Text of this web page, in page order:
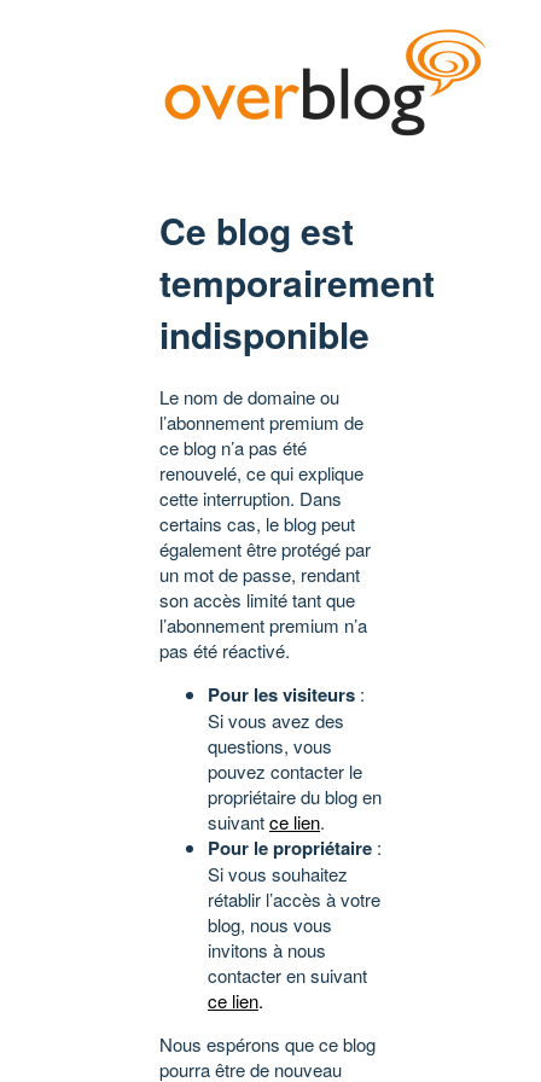
Ce blog est
temporairement
indisponible
Le nom de domaine ou
l’abonnement premium de
ce blog n’a pas été
renouvelé, ce qui explique
cette interruption. Dans
certains cas, le blog peut
également être protégé par
un mot de passe, rendant
son accès limité tant que
l’abonnement premium n’a
pas été réactivé.
Pour les visiteurs :
Si vous avez des
questions, vous
pouvez contacter le
propriétaire du blog en
suivantce lien.
Pour le propriétaire :
Si vous souhaitez
rétablir l’accès à votre
blog, nous vous
invitons à nous
contacter en suivant
ce lien.
Nous espérons que ce blog
pourra être de nouveau